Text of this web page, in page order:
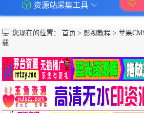
资源站采集工具
您现在的位置：首页 > 影视教程 >苹果
载